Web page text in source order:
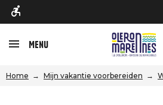
Menu
Home Mijn vakantie voorbereiden